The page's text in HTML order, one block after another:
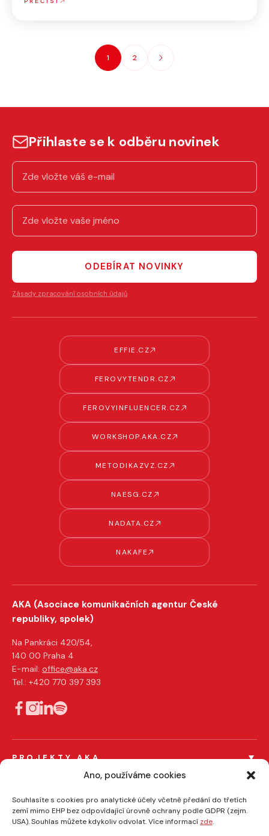
Ano, používáme cookies
Souhlasíte s cookies pro analytické účely včetně předání do třetích
zemí mimo EHP bez odpovídající úrovně ochrany podle GDPR (zejm.
USA). Souhlas můžete kdykoliv odvolat. Více informací zde.
1 2
Přihlaste se k odběru novinek
ODEBÍRAT NOVINKY
Zásady zpracování osobních údajů
EFFIE.CZ
FEROVYTENDR.CZ
FEROVYINFLUENCER.CZ
WORKSHOP.AKA.CZ
METODIKAZVZ.CZ
NAESG.CZ
NADATA.CZ
NAKAFE
AKA (Asociace komunikačních agentur České
republiky, spolek)
Na Pankráci 420/54,
140 00 Praha 4
E-mail: office@aka.cz
Tel.: +420 770 397 393
PROJEKTY AKA
Férový influencer
EFFIE
Certifikace členů